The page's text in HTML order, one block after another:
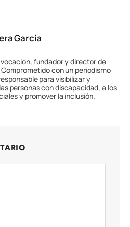
García
fundador y director de
con un periodismo
para visibilizar y
personas con discapacidad, a los
y promover la inclusión.